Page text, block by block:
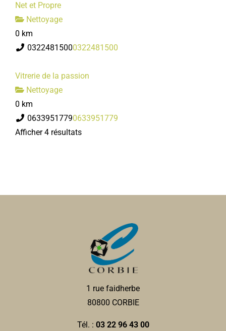
Net et Propre
Nettoyage
0 km
03224815000322481500
Vitrerie de la passion
Nettoyage
0 km
06339517790633951779
Afficher 4 résultats
1 rue faidherbe
80800 CORBIE
Tél. : 03 22 96 43 00